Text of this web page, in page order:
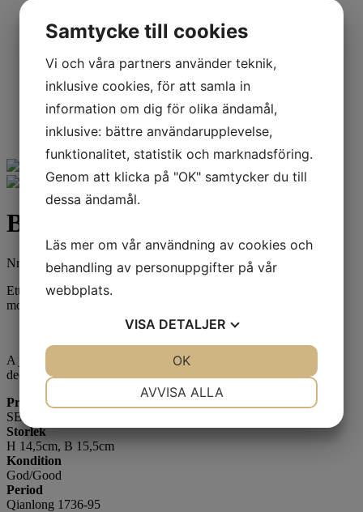
Böcker
Antika mattor
Japan, Antikt
Götheborgsporslinet & Brickor
Smycken
Tallriksställ
Sålda föremål
Bägare, soft shell porslin
Nr. 1199
Ett stop/bägare från Kina i soft paste porslin med blåvit dekor och
motiv av blommor och fåglar
A jug from China in soft- paste porcelain with blue-and-white
decoration featuring motifs of flowers and birds.
Pris
SEK
Storlek
H 14,5cm, B 15,5cm
Kondition
God/Good
Period
Qianlong 1736-95
Samtycke till cookies
Vi och våra partners använder teknik,
inklusive cookies, för att samla in
information om dig för olika ändamål,
inklusive: bättre användarupplevelse,
funktionalitet, statistik och marknadsföring.
Genom att klicka på "OK" samtycker du till
dessa ändamål.
Läs mer om vår användning av cookies och
behandling av personuppgifter på vår
webbplats.
VISA DETALJER
MARKNADSFÖRING
AVVISA ALLA
OK